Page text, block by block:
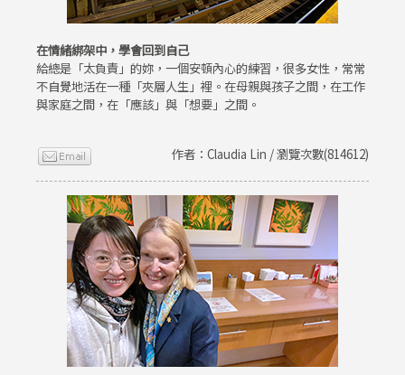
在情緒綁架中，學會回到自己
給總是「太負責」的妳，一個安頓內心的練習，很多女性，常常
不自覺地活在一種「夾層人生」裡。在母親與孩子之間，在工作
與家庭之間，在「應該」與「想要」之間。
作者：Claudia Lin / 瀏覽次數(814612)